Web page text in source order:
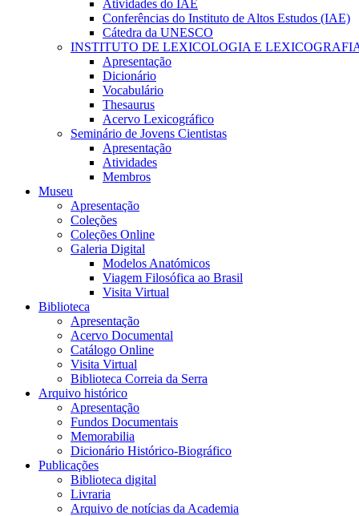
Atividades do IAE
Conferências do Instituto de Altos Estudos (IAE)
Cátedra da UNESCO
INSTITUTO DE LEXICOLOGIA E
Apresentação
Dicionário
Vocabulário
Thesaurus
Acervo Lexicográfico
Seminário de Jovens Cientistas
Apresentação
Atividades
Membros
Museu
Apresentação
Coleções
Coleções Online
Galeria Digital
Modelos Anatómicos
Viagem Filosófica ao Brasil
Visita Virtual
Biblioteca
Apresentação
Acervo Documental
Catálogo Online
Visita Virtual
Biblioteca Correia da Serra
Arquivo histórico
Apresentação
Fundos Documentais
Memorabilia
Dicionário Histórico-Biográfico
Publicações
Biblioteca digital
Livraria
Arquivo de notícias da Academia